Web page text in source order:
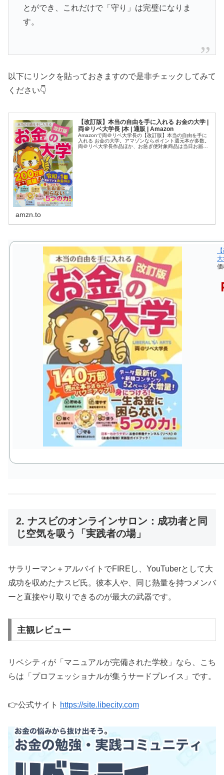
とができ、これだけで「守り」は完璧になりま
す。
以下にリンクを貼っておきますので是非チェックしてみて
ください👇
【改訂版】本当の自由を手に入れる お金の大学 |
両＠リベ大学長 |本 | 通販 | Amazon
Amazonで両＠リベ大学長の【改訂版】本当の自由を手に
入れる お金の大学。アマゾンならポイント還元本が多数。
両＠リベ大学長作品ほか、お急ぎ便対象商品は当日お届け
amzn.to
2. ナスビのオンラインサロン：成功者と同
じ空気を吸う「実践者の場」
サラリーマン＋アルバイトでFIREし、YouTuberとして大
成功を収めたナスビ氏。彼本人や、同じ熱量を持つメンバ
ーと直接やり取りできるのが最大の武器です。
主観レビュー
リベシティが「マニュアルが完備された学校」なら、こち
らは「プロフェッショナルが集うサードプレイス」です。
👉公式サイト https://site.libecity.com